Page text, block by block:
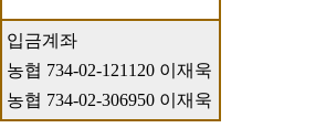
입금계좌
농협 734-02-121120 이재욱
농협 734-02-306950 이재욱